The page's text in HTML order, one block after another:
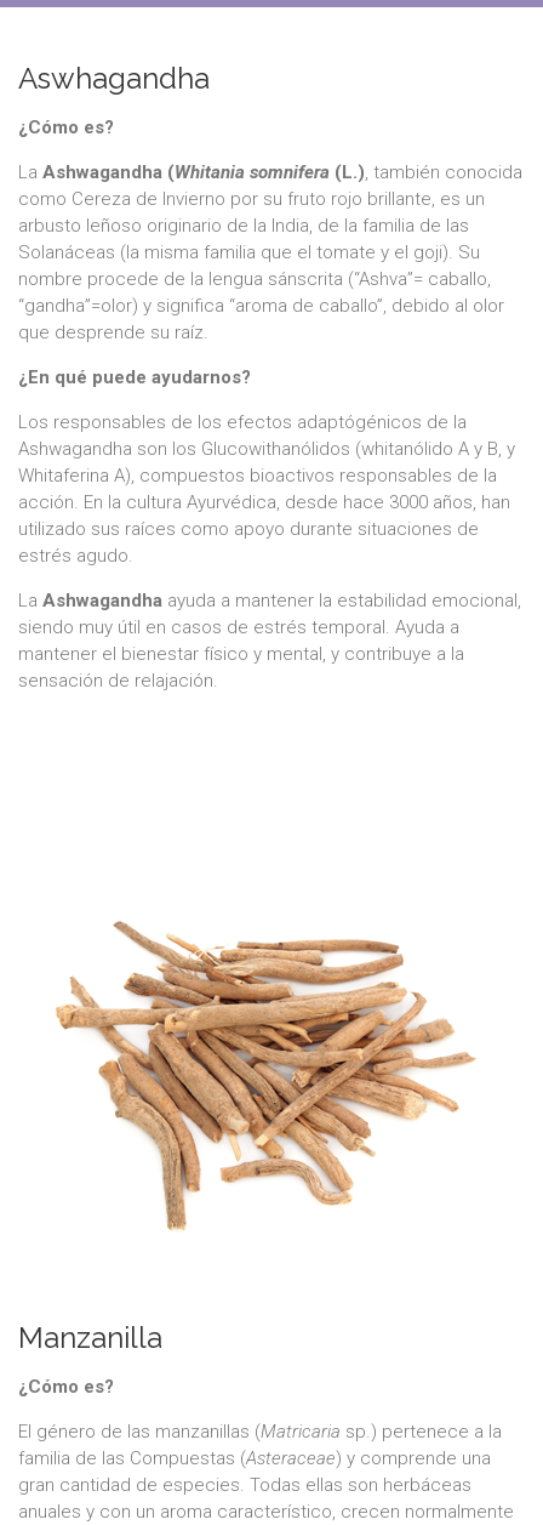
Aswhagandha
¿Cómo es?
La Ashwagandha (Whitania somnifera (L.) , también conocida
como Cereza de Invierno por su fruto rojo brillante, es un
arbusto leñoso originario de la India, de la familia de las
Solanáceas (la misma familia que el tomate y el goji). Su
nombre procede de la lengua sánscrita (“Ashva”= caballo,
“gandha”=olor) y significa “aroma de caballo”, debido al olor
que desprende su raíz.
¿En qué puede ayudarnos?
Los responsables de los efectos adaptógénicos de la
Ashwagandha son los Glucowithanólidos (whitanólido A y B, y
Whitaferina A), compuestos bioactivos responsables de la
acción. En la cultura Ayurvédica, desde hace 3000 años, han
utilizado sus raíces como apoyo durante situaciones de
estrés agudo.
La Ashwagandha ayuda a mantener la estabilidad emocional,
siendo muy útil en casos de estrés temporal. Ayuda a
mantener el bienestar físico y mental, y contribuye a la
sensación de relajación.
Manzanilla
¿Cómo es?
El género de las manzanillas (Matricaria sp.) pertenece a la
familia de las Compuestas (Asteraceae) y comprende una
gran cantidad de especies. Todas ellas son herbáceas
anuales y con un aroma característico, crecen normalmente